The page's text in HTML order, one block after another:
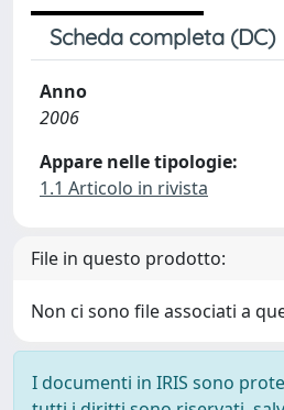
Scheda completa (DC)
Anno
2006
Appare nelle tipologie:
1.1 Articolo in rivista
File in questo prodotto:
Non ci sono file associati a
I documenti in IRIS sono